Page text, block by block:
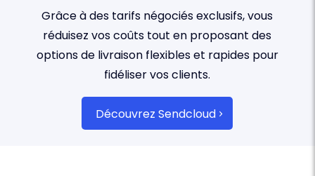
Grâce à des tarifs négociés exclusifs, vous
réduisez vos coûts tout en proposant des
options de livraison flexibles et rapides pour
fidéliser vos clients.
Découvrez Sendcloud